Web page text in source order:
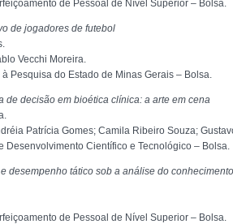
de Pessoal de Nível Superior – Bolsa.
de jogadores de futebol
Vecchi Moreira.
Pesquisa do Estado de Minas Gerais – Bolsa.
de decisão em bioética clínica: a arte em cena
Patrícia Gomes; Camila Ribeiro Souza;
Desenvolvimento Científico e Tecnológico – Bolsa.
desempenho tático sob a análise do
de Pessoal de Nível Superior – Bolsa.